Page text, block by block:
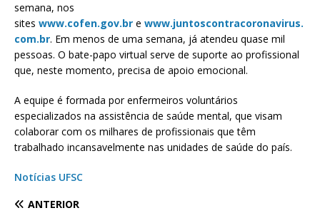
semana, nos
sites www.cofen.gov.br e www.juntoscontracoronavirus.
com.br. Em menos de uma semana, já atendeu quase mil
pessoas. O bate-papo virtual serve de suporte ao profissional
que, neste momento, precisa de apoio emocional.
A equipe é formada por enfermeiros voluntários
especializados na assistência de saúde mental, que visam
colaborar com os milhares de profissionais que têm
trabalhado incansavelmente nas unidades de saúde do país.
Notícias UFSC
ANTERIOR